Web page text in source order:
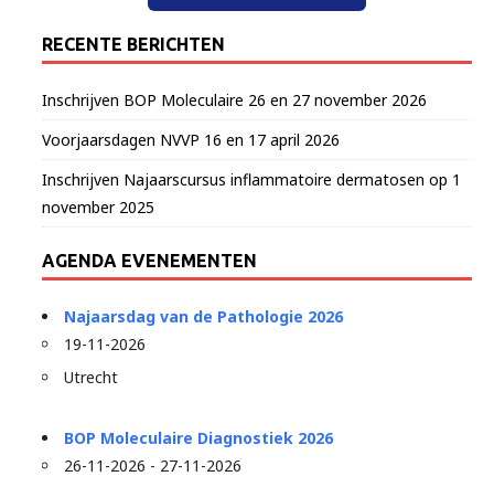
RECENTE BERICHTEN
Inschrijven BOP Moleculaire 26 en 27 november 2026
Voorjaarsdagen NVVP 16 en 17 april 2026
Inschrijven Najaarscursus inflammatoire dermatosen op 1
november 2025
AGENDA EVENEMENTEN
Najaarsdag van de Pathologie 2026
19-11-2026
Utrecht
BOP Moleculaire Diagnostiek 2026
26-11-2026 - 27-11-2026